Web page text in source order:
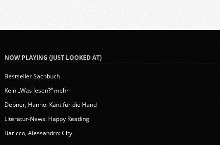
NOW PLAYING (JUST LOOKED AT)
Bestseller Sachbuch
Kein „Was lesen?“ mehr
Depner, Hanno: Kant für die Hand
Literatur-News: Happy Reading
Baricco, Alessandro: City